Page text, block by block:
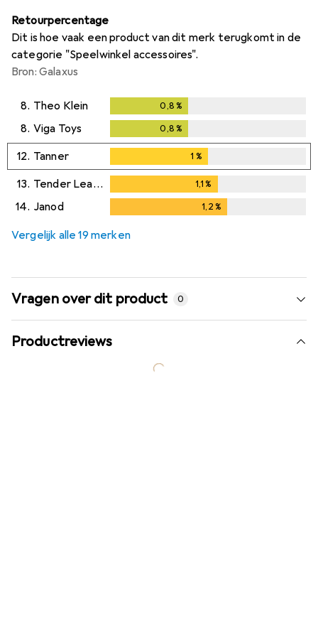
Retourpercentage
Dit is hoe vaak een product van dit merk terugkomt in de
categorie "Speelwinkel accessoires".
Bron: Galaxus
8. Theo Klein 0,8 %
8. Viga Toys 0,8 %
12. Tanner 1 %
13. Tender Leaf Toys 1,1%
14. Janod 1,2%
Vergelijk alle 19 merken
Vragen over dit product 0
Productreviews